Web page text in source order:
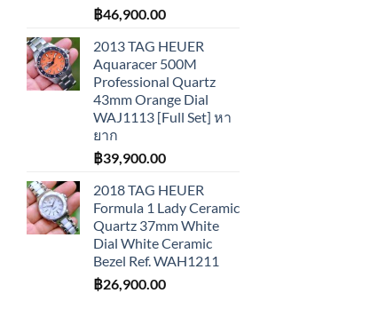
฿46,900.00
2013 TAG HEUER
Aquaracer 500M
Professional Quartz
43mm Orange Dial
WAJ1113 [Full Set] หา
ยาก
฿39,900.00
2018 TAG HEUER
Formula 1 Lady Ceramic
Quartz 37mm White
Dial White Ceramic
Bezel Ref. WAH1211
฿26,900.00